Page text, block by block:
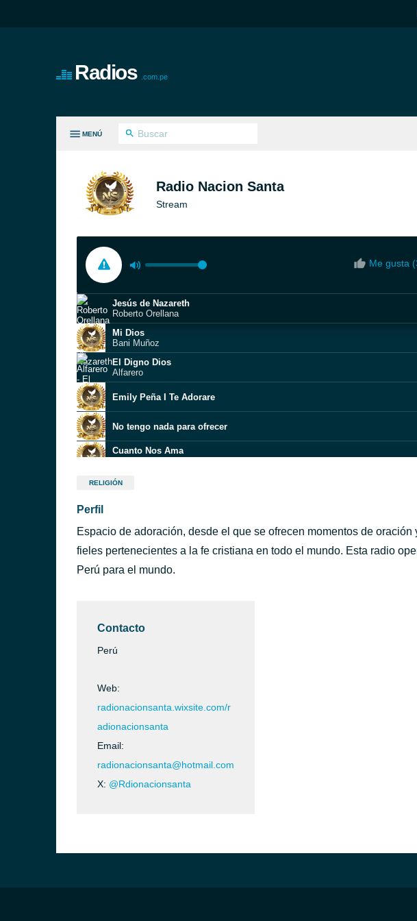
Radios .com.pe
MENÚ
Radio Nacion Santa
Stream
Me gusta (
Jesús de Nazareth
Roberto Orellana
Mi Dios
Bani Muñoz
El Digno Dios
Alfarero
Emily Peña I Te Adorare
No tengo nada para ofrecer
Cuanto Nos Ama
Propósito ft Abigail Mateo.
Melissa
Yo me rindo a Él
RELIGIÓN
Perfil
Espacio de adoración, desde el que se ofrecen momentos de oración
fieles pertenecientes a la fe cristiana en todo el mundo. Esta radio
Perú para el mundo.
Contacto
Perú
Web:
radionacionsanta.wixsite.com/r
adionacionsanta
Email:
radionacionsanta@hotmail.com
X: @Rdionacionsanta